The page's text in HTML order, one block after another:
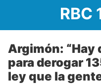
RBC
Argimón:
para derogar
ley que la